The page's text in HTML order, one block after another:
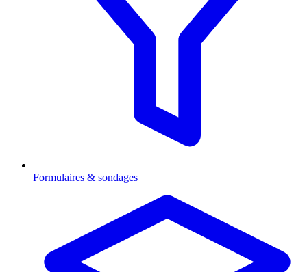
Formulaires & sondages